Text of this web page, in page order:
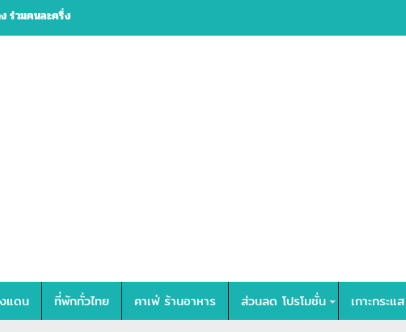
ร่วมคนละครึ่ง
แดน ที่พักทั่วไทย คาเฟ่ ร้านอาหาร ส่วนลด โปรโมชั่น เกาะกระแส